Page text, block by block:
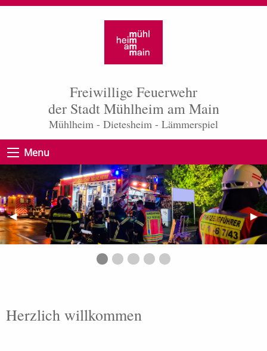
Freiwillige Feuerwehr
der Stadt Mühlheim am Main
Mühlheim - Dietesheim - Lämmerspiel
Menu
Vorheriges
Bild
◀︎
Bild
▶︎
Banner_Baum_1.2.0
banner_F2Y
banner-
BannerBanner_DLK_alt-
Herzlich willkommen